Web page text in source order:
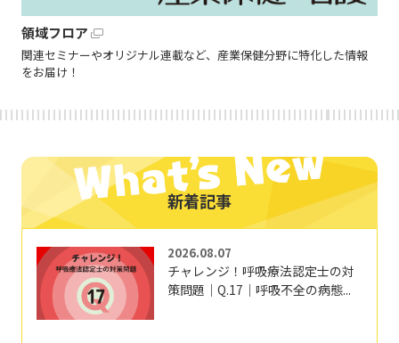
領域フロア
関連セミナーやオリジナル連載など、産業保健分野に特化した情報
をお届け！
新着記事
2026.08.07
チャレンジ！呼吸療法認定士の対
策問題｜Q.17｜呼吸不全の病態...